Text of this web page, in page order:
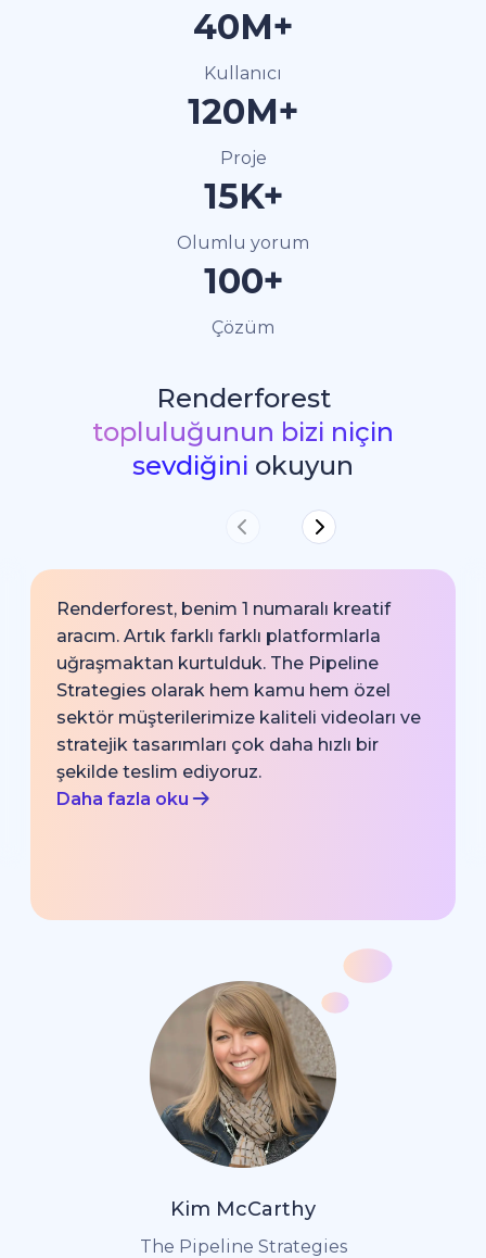
40M+
Kullanıcı
120M+
Proje
15K+
Olumlu yorum
100+
Çözüm
Renderforest
topluluğunun bizi niçin
sevdiğini okuyun
Renderforest, benim 1 numaralı kreatif
aracım. Artık farklı farklı platformlarla
uğraşmaktan kurtulduk. The Pipeline
Strategies olarak hem kamu hem özel
sektör müşterilerimize kaliteli videoları ve
stratejik tasarımları çok daha hızlı bir
şekilde teslim ediyoruz.
Daha fazla oku
Kim McCarthy
The Pipeline Strategies